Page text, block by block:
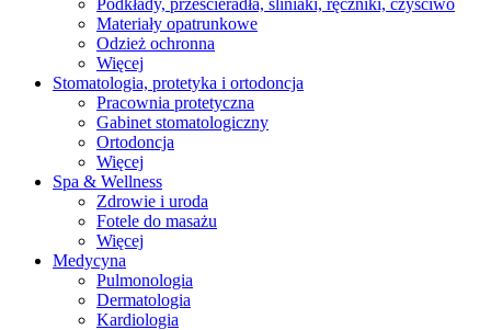
Materiały opatrunkowe
Odzież ochronna
Więcej
Stomatologia, protetyka i ortodoncja
Pracownia protetyczna
Gabinet stomatologiczny
Ortodoncja
Więcej
Spa & Wellness
Zdrowie i uroda
Fotele do masażu
Więcej
Medycyna
Pulmonologia
Dermatologia
Kardiologia